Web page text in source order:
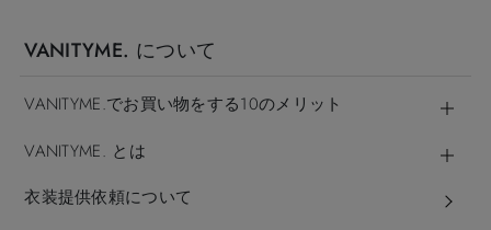
VANITYME. について
VANITYME.でお買い物をする10のメリット
VANITYME. とは
衣装提供依頼について